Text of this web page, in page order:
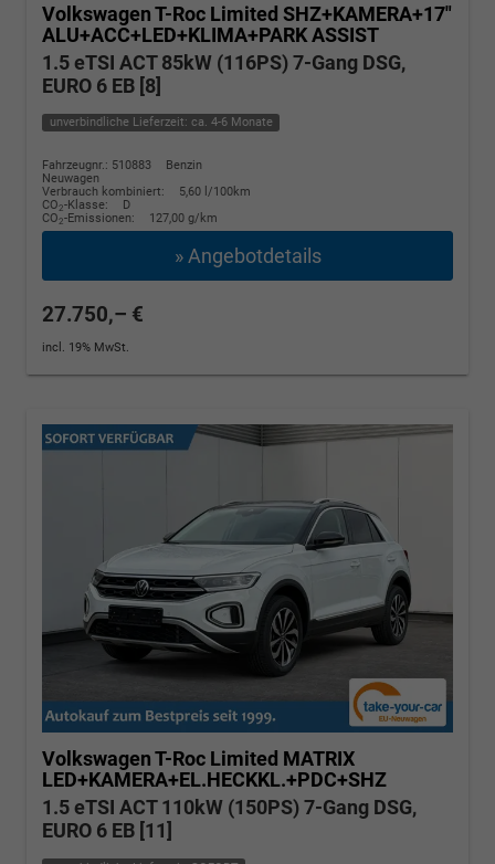
Volkswagen T-Roc Limited SHZ+KAMERA+17"
ALU+ACC+LED+KLIMA+PARK ASSIST
1.5 eTSI ACT 85kW (116PS) 7-Gang DSG,
EURO 6 EB [8]
unverbindliche Lieferzeit: ca. 4-6 Monate
Fahrzeugnr.: 510883
Benzin
Neuwagen
Verbrauch kombiniert:
5,60 l/100km
CO2-Klasse:
D
CO2-Emissionen: 127,00 g/km
» Angebotdetails
27.750,– €
incl. 19% MwSt.
Volkswagen T-Roc Limited MATRIX
LED+KAMERA+EL.HECKKL.+PDC+SHZ
1.5 eTSI ACT 110kW (150PS) 7-Gang DSG,
EURO 6 EB [11]